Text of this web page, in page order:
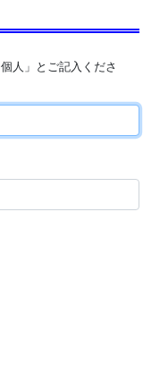
人」とご記入くださ